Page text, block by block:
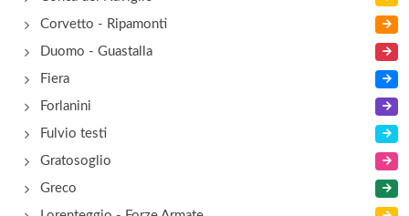
Corvetto - Ripamonti
Duomo - Guastalla
Fiera
Forlanini
Fulvio testi
Gratosoglio
Greco